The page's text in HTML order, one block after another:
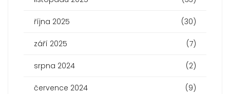
října 2025 (30)
září 2025 (7)
srpna 2024 (2)
července 2024 (9)